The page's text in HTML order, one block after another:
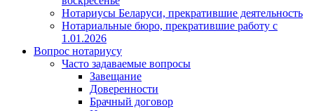
Нотариусы Беларуси, прекратившие деятельность
Нотариальные бюро, прекратившие работу с
1.01.2026
Вопрос нотариусу
Часто задаваемые вопросы
Завещание
Доверенности
Брачный договор